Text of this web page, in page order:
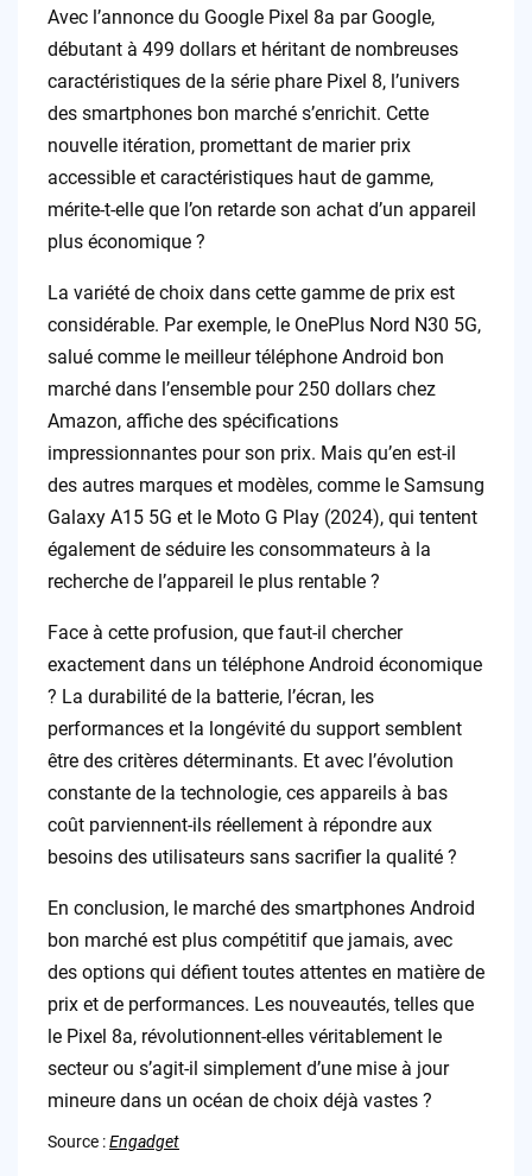
Avec l’annonce du Google Pixel 8a par Google,
débutant à 499 dollars et héritant de nombreuses
caractéristiques de la série phare Pixel 8, l’univers
des smartphones bon marché s’enrichit. Cette
nouvelle itération, promettant de marier prix
accessible et caractéristiques haut de gamme,
mérite-t-elle que l’on retarde son achat d’un appareil
plus économique ?
La variété de choix dans cette gamme de prix est
considérable. Par exemple, le OnePlus Nord N30 5G,
salué comme le meilleur téléphone Android bon
marché dans l’ensemble pour 250 dollars chez
Amazon, affiche des spécifications
impressionnantes pour son prix. Mais qu’en est-il
des autres marques et modèles, comme le Samsung
Galaxy A15 5G et le Moto G Play (2024), qui tentent
également de séduire les consommateurs à la
recherche de l’appareil le plus rentable ?
Face à cette profusion, que faut-il chercher
exactement dans un téléphone Android économique
? La durabilité de la batterie, l’écran, les
performances et la longévité du support semblent
être des critères déterminants. Et avec l’évolution
constante de la technologie, ces appareils à bas
coût parviennent-ils réellement à répondre aux
besoins des utilisateurs sans sacrifier la qualité ?
En conclusion, le marché des smartphones Android
bon marché est plus compétitif que jamais, avec
des options qui défient toutes attentes en matière de
prix et de performances. Les nouveautés, telles que
le Pixel 8a, révolutionnent-elles véritablement le
secteur ou s’agit-il simplement d’une mise à jour
mineure dans un océan de choix déjà vastes ?
Source :Engadget